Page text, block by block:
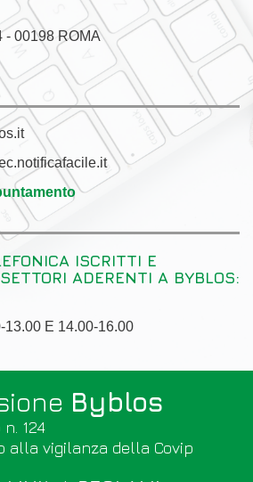
- 00198 ROMA
ISCRITTI E
ADERENTI A BYBLOS:
13.00 E 14.00-16.00
Byblos
124
alla vigilanza della Covip